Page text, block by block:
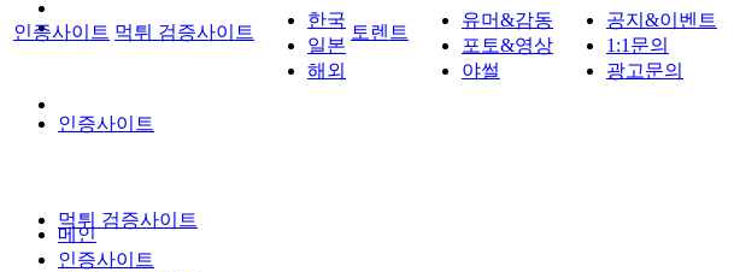
인증사이트
먹튀 검증사이트
인증사이트 먹튀 검증사이트
한국
일본
해외
토렌트
유머&감동
포토&영상
야썰
공지&이벤트
1:1문의
광고문의
메인
인증사이트